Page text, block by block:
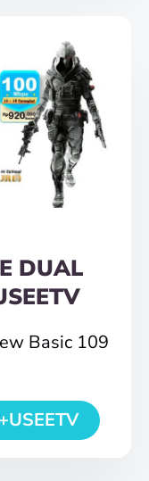
DUAL
Basic 109